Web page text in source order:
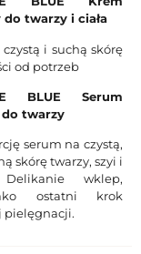
twarzy i ciała
i suchą skórę
od potrzeb
BLUE Serum
twarzy
serum na czystą,
skórę twarzy, szyi i
wklep,
ostatni krok
pielęgnacji.